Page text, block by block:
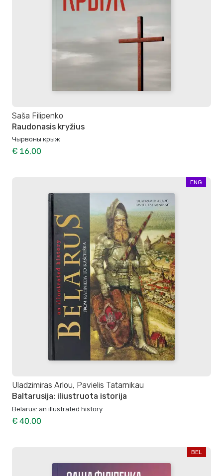
Saša Filipenko
Raudonasis kryžius
Чырвоны крыж
€ 16,00
ENG
Uladzimiras Arlou, Pavielis Tatarnikau
Baltarusija: iliustruota istorija
Belarus: an illustrated history
€ 40,00
BEL